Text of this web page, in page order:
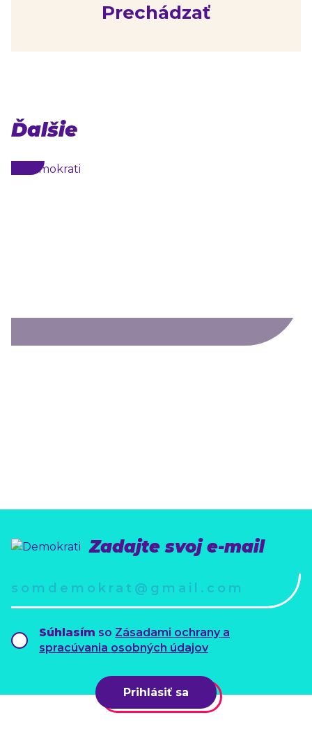
Ďalšie
Prechádzať
Zadajte svoj e-mail
Súhlasím so Zásadami ochrany a
spracúvania osobných údajov
Prihlásiť sa